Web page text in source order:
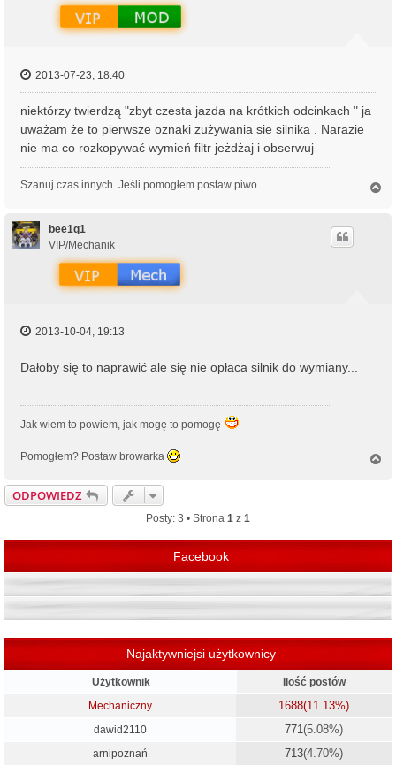
2013-07-23, 18:40
niektórzy twierdzą "zbyt czesta jazda na krótkich odcinkach " ja
uważam że to pierwsze oznaki zużywania sie silnika . Narazie
nie ma co rozkopywać wymień filtr jeżdżaj i obserwuj
Szanuj czas innych. Jeśli pomogłem postaw piwo
bee1q1
VIP/Mechanik
2013-10-04, 19:13
Dałoby się to naprawić ale się nie opłaca silnik do wymiany...
Jak wiem to powiem, jak mogę to pomogę
Pomogłem? Postaw browarka
ODPOWIEDZ
Posty: 3 • Strona 1 z 1
Facebook
Najaktywniejsi użytkownicy
Użytkownik
Ilość postów
Mechaniczny
1688(11.13%)
dawid2110 771(5.08%)
arnipoznań 713(4.70%)